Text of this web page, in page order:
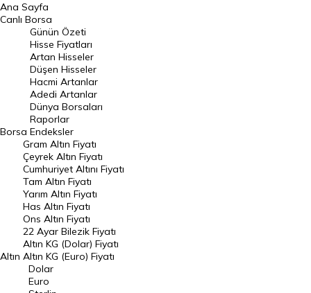
BIST 100 Hisseleri
En Çok Artan Hisseler
En Çok Düşen Hisseler
Hacmi Artanlar
Geçmiş Kapanışlar
Dünya Borsaları
Raporlar
Endeksler
DÖVİZ
Döviz Kuru
Dolar Kuru
Euro Kuru
Pound Kuru
Ana Sayfa
Canlı Borsa
Borsa
Günün Özeti
Hisse Fiyatları
Artan Hisseler
Düşen Hisseler
Hacmi Artanlar
Adedi Artanlar
Dünya Borsaları
Raporlar
Endeksler
Altın
Gram Altın Fiyatı
Çeyrek Altın Fiyatı
Cumhuriyet Altını Fiyatı
Tam Altın Fiyatı
Yarım Altın Fiyatı
Has Altın Fiyatı
Ons Altın Fiyatı
22 Ayar Bilezik Fiyatı
Altın KG (Dolar) Fiyatı
Altın KG (Euro) Fiyatı
Dolar
Euro